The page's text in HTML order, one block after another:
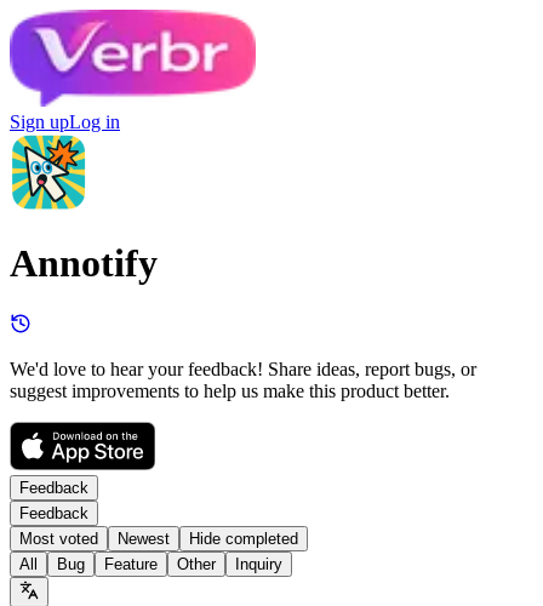
Sign upLog in
Annotify
We'd love to hear your feedback! Share ideas, report bugs, or
suggest improvements to help us make this product better.
Feedback
Feedback
Most voted
Newest
Hide completed
All
Bug Feature Other Inquiry